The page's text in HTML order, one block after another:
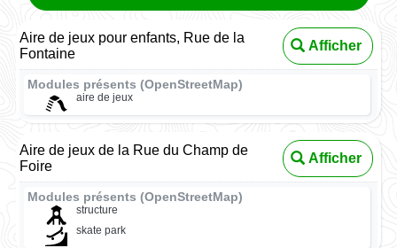
Aire de jeux pour enfants, Rue de la
Fontaine
Afficher
Modules présents (OpenStreetMap)
aire de jeux
Aire de jeux de la Rue du Champ de
Foire
Afficher
Modules présents (OpenStreetMap)
structure
skate park